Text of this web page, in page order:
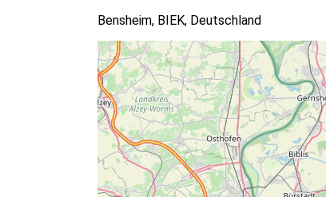
Diese Ausbildung richtet sich an
Resilienztrainer*innen
Pädagogen und Pädagoginnen
Erzieher und Erzieherinnen
Sozialarbeiter und Sozialarbeiterinnen
Kinder- und Jugendtherapeuten
Psychologen und Psychologinnen
Eltern und Pflegeeltern
Sonstige Interessierte im Bereich der
Sie müssen auf alle Fälle die
Institute werden anerkannt).
Bensheim, BIEK, Deutschland